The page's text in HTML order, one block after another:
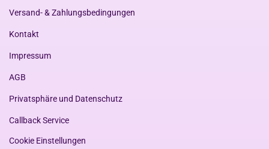
Versand- & Zahlungsbedingungen
Kontakt
Impressum
AGB
Privatsphäre und Datenschutz
Callback Service
Cookie Einstellungen